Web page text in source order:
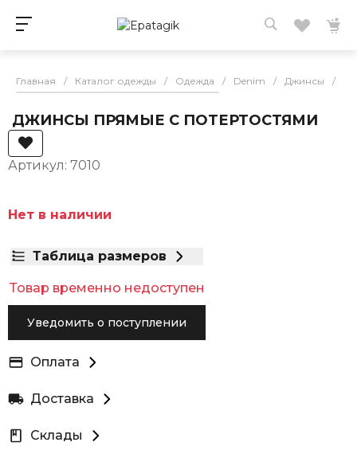
Главная / Каталог одежды / Одежда / Denim / Джинсы /
ДЖИНСЫ ПРЯМЫЕ С ПОТЕРТОСТЯМИ
Артикул: 7010
Нет в наличии
Таблица размеров
Товар временно недоступен
Уведомить о поступлении
Оплата
Доставка
Склады